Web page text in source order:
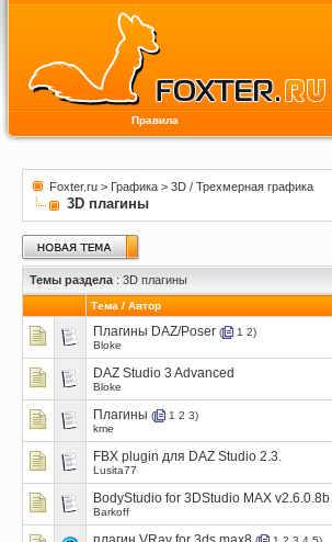
Правила
Foxter.ru > Графика > 3D / Трехмерная графика
3D плагины
Темы раздела : 3D плагины
Тема / Автор
Плагины DAZ/Poser ( 1 2)
Bloke
DAZ Studio 3 Advanced
Bloke
Плагины ( 1 2 3)
kme
FBX plugin для DAZ Studio 2.3.
Lusita77
BodyStudio for 3DStudio MAX v2.6.0.8b
Barkoff